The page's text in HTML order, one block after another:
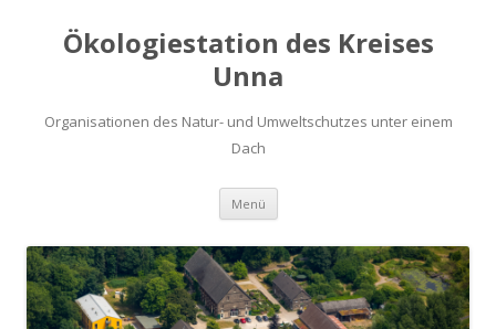
Ökologiestation des Kreises
Unna
Organisationen des Natur- und Umweltschutzes unter einem
Dach
Menü Zum
springen